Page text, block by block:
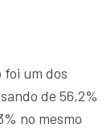
um dos
de 56,2%
no mesmo